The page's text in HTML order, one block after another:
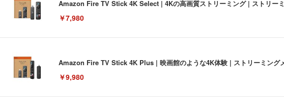
Amazon Fire TV Stick 4K Select | 4Kの高画質ストリーミング | ストリー
￥7,980
Amazon Fire TV Stick 4K Plus | 映画館のような4K体験 | ストリーミング
￥9,980